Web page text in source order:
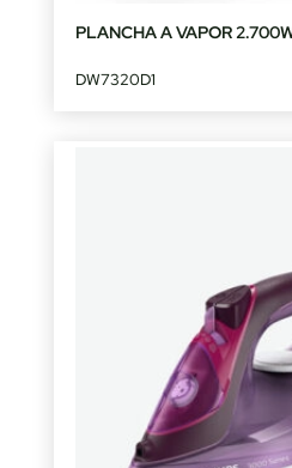
PLANCHA A VAPOR
DW7320D1